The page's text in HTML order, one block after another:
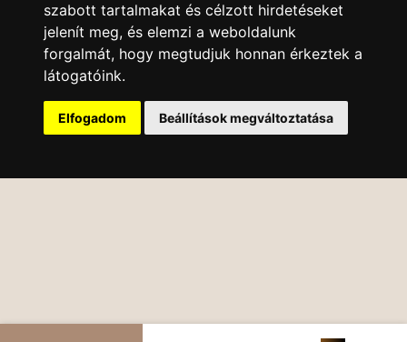
szabott tartalmakat és célzott hirdetéseket
jelenít meg, és elemzi a weboldalunk
forgalmát, hogy megtudjuk honnan érkeztek a
látogatóink.
Elfogadom Beállítások megváltoztatása